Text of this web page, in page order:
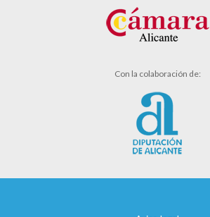
Con la colaboración de: